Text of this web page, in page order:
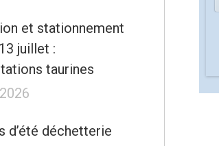
et stationnement
juillet :
taurines
d’été déchetterie